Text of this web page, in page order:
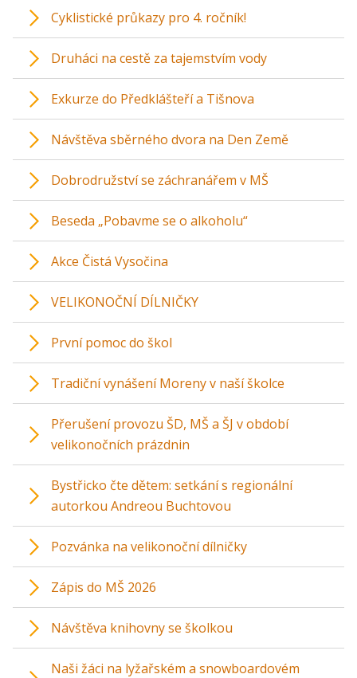
Cyklistické průkazy pro 4. ročník!
Druháci na cestě za tajemstvím vody
Exkurze do Předklášteří a Tišnova
Návštěva sběrného dvora na Den Země
Dobrodružství se záchranářem v MŠ
Beseda „Pobavme se o alkoholu“
Akce Čistá Vysočina
VELIKONOČNÍ DÍLNIČKY
První pomoc do škol
Tradiční vynášení Moreny v naší školce
Přerušení provozu ŠD, MŠ a ŠJ v období
velikonočních prázdnin
Bystřicko čte dětem: setkání s regionální
autorkou Andreou Buchtovou
Pozvánka na velikonoční dílničky
Zápis do MŠ 2026
Návštěva knihovny se školkou
Naši žáci na lyžařském a snowboardovém